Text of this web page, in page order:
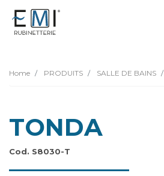
Home PRODUITS SALLE DE BAINS
TONDA
Cod. S8030-T